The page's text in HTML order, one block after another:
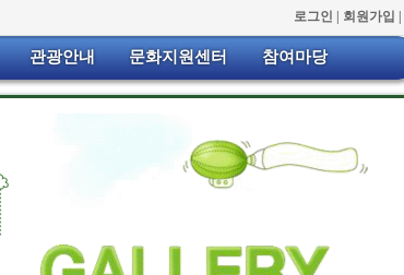
로그인 | 회원가입 |
관광안내 문화지원센터 참여마당